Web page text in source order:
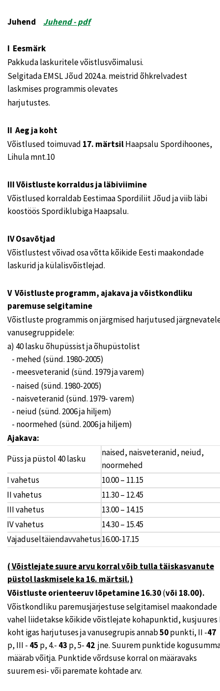
Juhend Juhend - pdf
I Eesmärk
Pakkuda laskuritele võistlusvõimalusi.
Selgitada EMSL Jõud 2024.a. meistrid õhkrelvadest
laskmises programmis olevates
harjutustes.
II Aeg ja koht
Võistlused toimuvad 17. märtsilHaapsalu Spordihoones,
Lihula mnt.10
III Võistluste korraldus ja läbiviimine
Võistlused korraldab Eestimaa Spordiliit Jõud ja viib läbi
koostöös Spordiklubiga Haapsalu.
IV Osavõtjad
Võistlustest võivad osa võtta kõikide Eesti maakondade
laskurid ja külalisvõistlejad.
V Võistluste programm, ajakava ja võistkondliku
paremuse selgitamine
Võistluste programmis on järgmised harjutused
vanusegruppidele:
a) 40 lasku õhupüssist ja õhupüstolist
- mehed (sünd. 1980-2005)
- meesveteranid (sünd. 1979 ja varem)
- naised (sünd. 1980-2005)
- naisveteranid (sünd. 1979- varem)
- neiud (sünd. 2006 ja hiljem)
- noormehed (sünd. 2006 ja hiljem)
Ajakava:
Püss ja püstol 40 lasku
naised, naisveteranid, neiud,
noormehed
I vahetus
10.00 – 11.15
II vahetus
11.30 – 12.45
III vahetus
13.00 – 14.15
IV vahetus
14.30 – 15.45
Vajaduseltäiendavvahetus16.00-17.15
( Võistlejate suure arvu korral võib tulla täiskasvanute
püstol laskmisele ka 16. märtsil.)
Võistluste orienteeruv lõpetamine 16.30(või 18.00).
Võistkondliku paremusjärjestuse selgitamisel maakondade
vahel liidetakse kõikide võistlejate kohapunktid, kusjuures
koht igas harjutuses ja vanusegrupis annab50punkti, II -47
p, III - 45 p, 4.- 43 p, 5- 42 jne. Suurem punktide
määrab võitja. Punktide võrdsuse korral on määravaks
suurem esi- või paremate kohtade arv.